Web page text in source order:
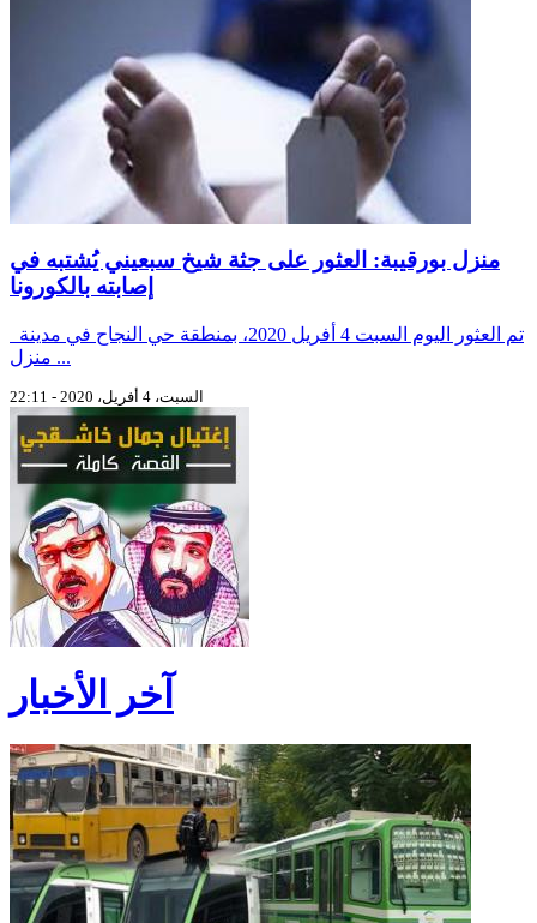
منزل بورقيبة: العثور على جثة شيخ سبعيني يُشتبه في
إصابته بالكورونا
منزل ...
السبت، 4 أفريل، 2020 - 22:11
آخر الأخبار